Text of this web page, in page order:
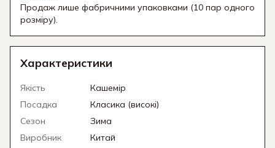
Продаж лише фабричними упаковками (10 пар одного
розміру).
Характеристики
Якість
Кашемір
Посадка
Класика (високі)
Сезон
Зима
Виробник
Китай